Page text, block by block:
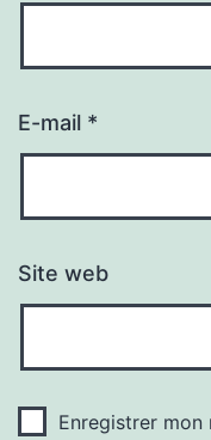
E-mail *
Site web
Enregistrer